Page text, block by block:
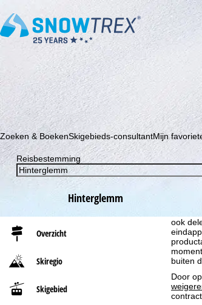
ook
buiten
Door op
contract.
Schrijf je in voor onze nieuwsbrief en wees
Zoeken & BoekenSkigebieds-consultantMijn
Reisbestemming
Hinterglemm
Overzicht
Skiregio
Skigebied